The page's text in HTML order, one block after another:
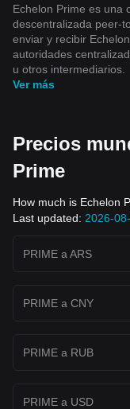
Echelon Prime es una
descentralizada peer-
enviar y recibir
autoridades
u otros intermediarios.
Ver más
Precios
Prime
How much is Echelon
Last updated: 2026-
PRIME a ARS
PRIME a CNY
PRIME a RUB
PRIME a USD